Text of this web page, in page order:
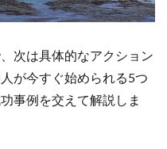
次は具体的なアクション
が今すぐ始められる5つ
事例を交えて解説しま